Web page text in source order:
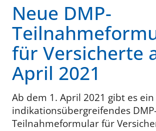
Neue DMP-
für Versicherte
April 2021
Ab dem 1. April 2021 gibt es
indikationsübergreifendes
Teilnahmeformular für